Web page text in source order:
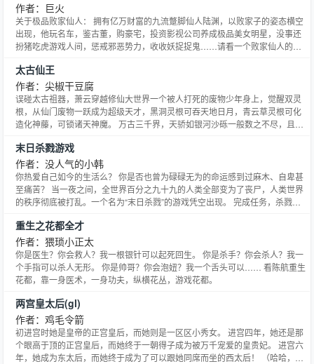
作者：巨火
关于极品败家仙人： 拥有亿万财富的九流蹩脚仙人陆渊，以败家子的姿态横空
出现，他玩名车，鉴古董，购豪宅，投资影视公司养成极品美女明星，没事还
扮猪吃虎游戏人间，惩戒邪恶势力，收收妖捉捉鬼……请看一个败家仙人的极
更新，欢迎大家收看！
太古仙王
作者：尖椒干豆腐
误碰太古祖器，萧云穿越修仙大世界一个被人打死的废物少年身上，觉醒双灵
根，从仙门废物一跃成为超级天才，黑洞灵根可吞天地日月，青云草灵根可化
造化神藤，可锁诸天神魔。 万古三千界，天骄如银河沙砾一般数之不尽，且看
虚空，傲诸天苍穹。
末日杀戮游戏
作者：没人气的小韩
你热爱自己如今的生活么？ 你是否也曾为碌碌无为的命运感到过麻木、自卑甚
至痛苦？ 当一夜之间，全世界百分之九十九的人类全部变为了丧尸，人类世界
的秩序彻底被打乱。一个名为“末日杀戮”的游戏凭空出现。 完成任务，杀戮丧
成，却要被瞬间抹杀！ 这一切究竟是人类最后的福音，还是通往更深层地狱的
门票？！ PS：QQ群号410060534，欢迎杀
重生之花都全才
作者：猥琐小正太
你是医生？你会救人？我一根银针可以起死回生。 你是杀手？你会杀人？我一
个手指可以杀人无形。 你是帅哥？你会泡妞？我一个舌头可以…… 看陈航重生
花都，靠一身医术，一身功夫，纵横花丛，游戏花都。
两宫皇太后(gl)
作者：鸡毛令箭
初进宫时她是皇帝的正宫皇后，而她则是一区区小秀女。 进宫四年，她还是那
个眼高于顶的正宫皇后，而她终于一朝得子成为被万千宠爱的皇贵妃。 进宫六
年，她成为东太后，而她终于成为了可以跟她同席而坐的西太后！ （哈哈，故